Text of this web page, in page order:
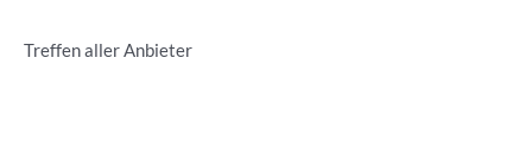
Treffen aller Anbieter